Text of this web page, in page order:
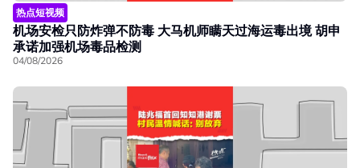
热点短视频
机场安检只防炸弹不防毒 大马机师瞒天过海运毒出境 胡申
承诺加强机场毒品检测
04/08/2026